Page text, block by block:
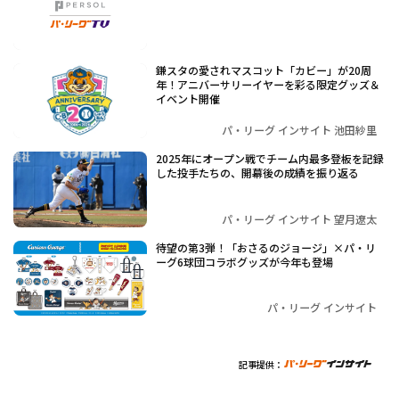
鎌スタの愛されマスコット「カビー」が20周
年！アニバーサリーイヤーを彩る限定グッズ＆
イベント開催
パ・リーグ インサイト 池田紗里
2025年にオープン戦でチーム内最多登板を記録
した投手たちの、開幕後の成績を振り返る
パ・リーグ インサイト 望月遼太
待望の第3弾！「おさるのジョージ」×パ・リ
ーグ6球団コラボグッズが今年も登場
パ・リーグ インサイト
記事提供：